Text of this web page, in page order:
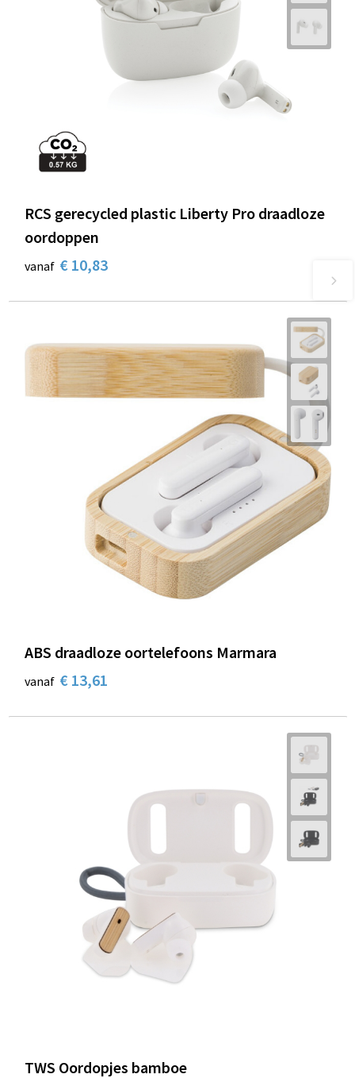
RCS gerecycled plastic Liberty Pro draadloze
oordoppen
vanaf € 10,83
ABS draadloze oortelefoons Marmara
vanaf € 13,61
TWS Oordopjes bamboe